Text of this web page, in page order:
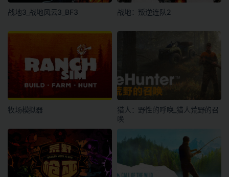
战地3_战地风云3_BF3 战地：叛逆连队2
牧场模拟器
猎人：野性的呼唤_猎人荒野的召
唤